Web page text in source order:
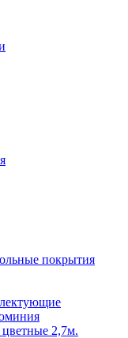
покрытия
2,7м.